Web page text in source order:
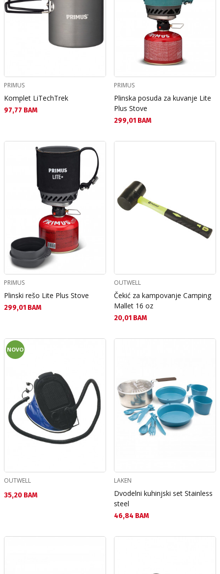
PRIMUS
Komplet LiTechTrek
Текуща цена:
97,77 BAM
PRIMUS
Plinska posuda za kuvanje Lite
Plus Stove
Текуща цена:
299,01 BAM
PRIMUS
Plinski rešo Lite Plus Stove
Текуща цена:
299,01 BAM
OUTWELL
Čekić za kampovanje Camping
Mallet 16 oz
Текуща цена:
20,01 BAM
NOVO
OUTWELL
Текуща цена:
35,20 BAM
LAKEN
Dvodelni kuhinjski set Stainless
steel
Текуща цена:
46,84 BAM